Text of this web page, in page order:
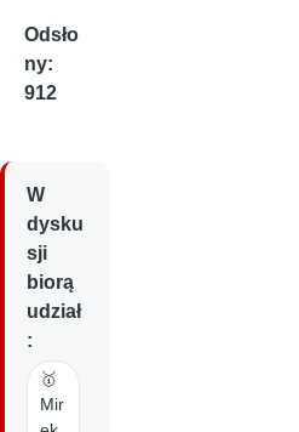
Odsło
ny:
912
W
dysku
sji
biorą
udział
:
🥇
Mir